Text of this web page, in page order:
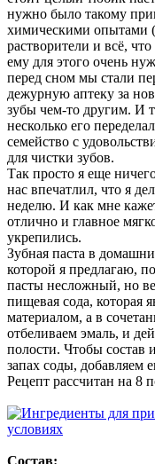
нужно было такому
химическими опытами
растворители и всё,
ему для этого очень
перед сном мы стали
дежурную аптеку за
зубы чем-то другим. И
несколько его
семейство с
для чистки зубов.
Так просто я еще
нас впечатлил, что я
неделю. И как мне
отлично и главное
укрепились.
Зубная паста в
которой я предлагаю,
пасты несложный, но
пищевая сода, которая
материалом, а в
отбеливаем эмаль, и
полости. Чтобы состав
запах соды, добавляем
Рецепт рассчитан на 8
Состав: